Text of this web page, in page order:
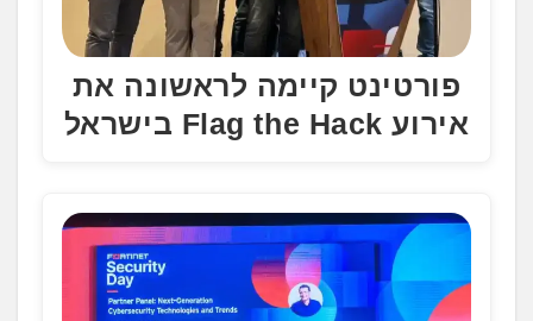
פורטינט קיימה לראשונה את
אירוע Flag the Hack בישראל